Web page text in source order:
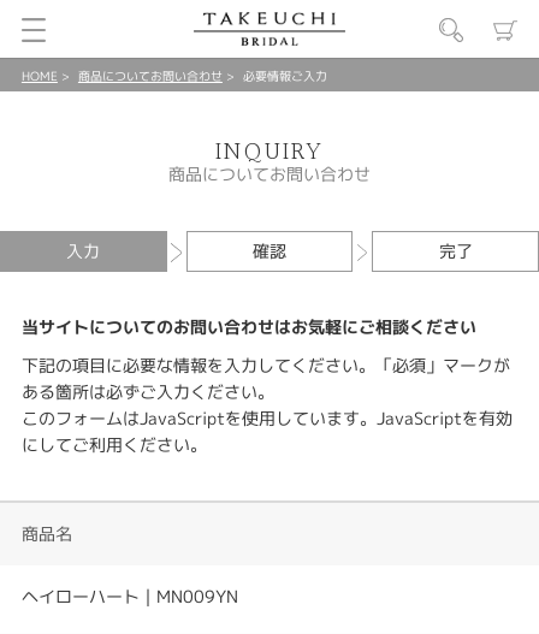
HOME 商品についてお問い合わせ 必要情報ご入力
INQUIRY
商品についてお問い合わせ
入力 確認 完了
当サイトについてのお問い合わせはお気軽にご相談ください
下記の項目に必要な情報を入力してください。「必須」マークが
ある箇所は必ずご入力ください。
このフォームはJavaScriptを使用しています。JavaScriptを有効
にしてご利用ください。
商品名
ヘイローハート｜MN009YN